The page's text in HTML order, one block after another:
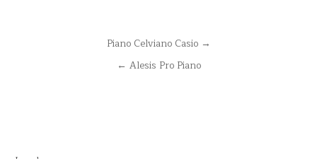
NavegaciónPiano Celviano Casio →
← Alesis Pro Piano